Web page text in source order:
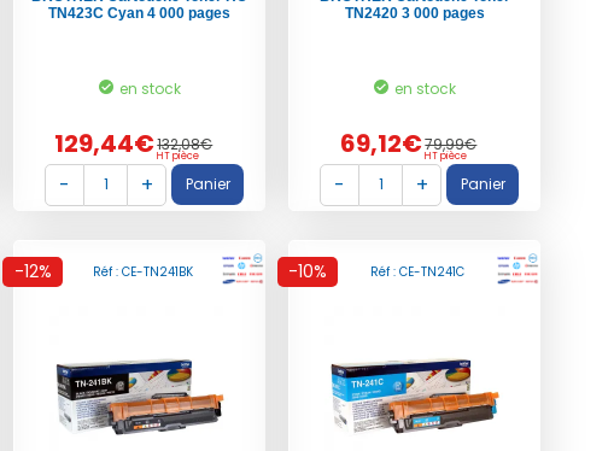
TN423C Cyan 4 000 pages
en stock
129,44€132,08€
HT pièce
TN2420 3 000 pages
en stock
69,12€79,99€
HT pièce
-12% Réf : CE-TN241BK -10% Réf : CE-TN241C